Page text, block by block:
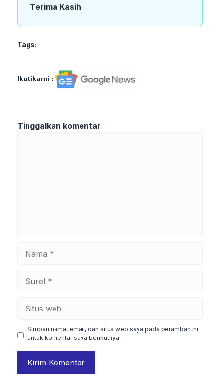
Terima Kasih
Tags:
Ikutikami :
Tinggalkan komentar
Simpan nama, email, dan situs web saya pada peramban ini
untuk komentar saya berikutnya.